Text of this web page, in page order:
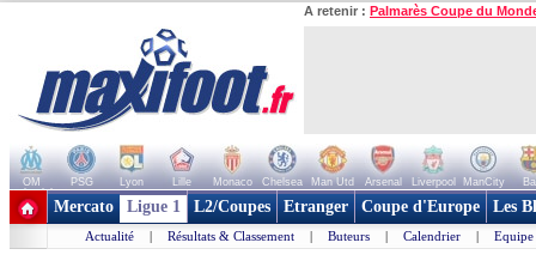
A retenir : Palmarès Coupe du
OM PSG Lyon Lille Monaco Chelsea Man Utd Arsenal Liverpool ManCity
+ de clubs
Mercato Ligue 1 L2/Coupes Etranger Coupe d'Europe Les
Actualité | Résultats & Classement | Buteurs | Calendrier | Equipe